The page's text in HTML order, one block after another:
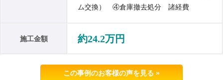
ム交換） ④倉庫撤去処分 諸経費
施工金額 約24.2万円
この事例のお客様の声を見る »